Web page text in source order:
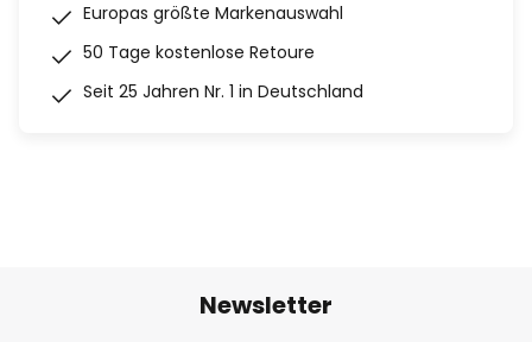
Europas größte Markenauswahl
50 Tage kostenlose Retoure
Seit 25 Jahren Nr. 1 in Deutschland
Newsletter